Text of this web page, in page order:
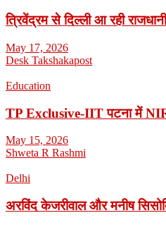
त्रिवेंद्रम से दिल्ली आ रही
May 17, 2026
Desk Takshakapost
Education
TP Exclusive-IIT पटना में
May 15, 2026
Shweta R Rashmi
Delhi
अरविंद केजरीवाल और मनीष